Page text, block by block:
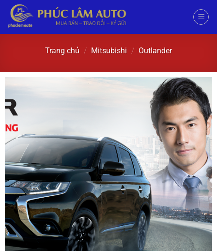
Trang chủ / Mitsubishi / Outlander